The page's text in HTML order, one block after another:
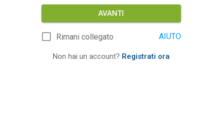
AVANTI
Rimani collegato AIUTO
Non hai un account? Registrati ora